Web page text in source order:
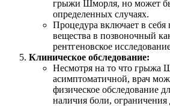
грыжи Шморля, но может
определенных случаях.
Процедура включает в себя
вещества в позвоночный
рентгеновское
Клиническое обследование:
Несмотря на то что грыжа
асимптоматичной, врач
физическое обследование
наличия боли,